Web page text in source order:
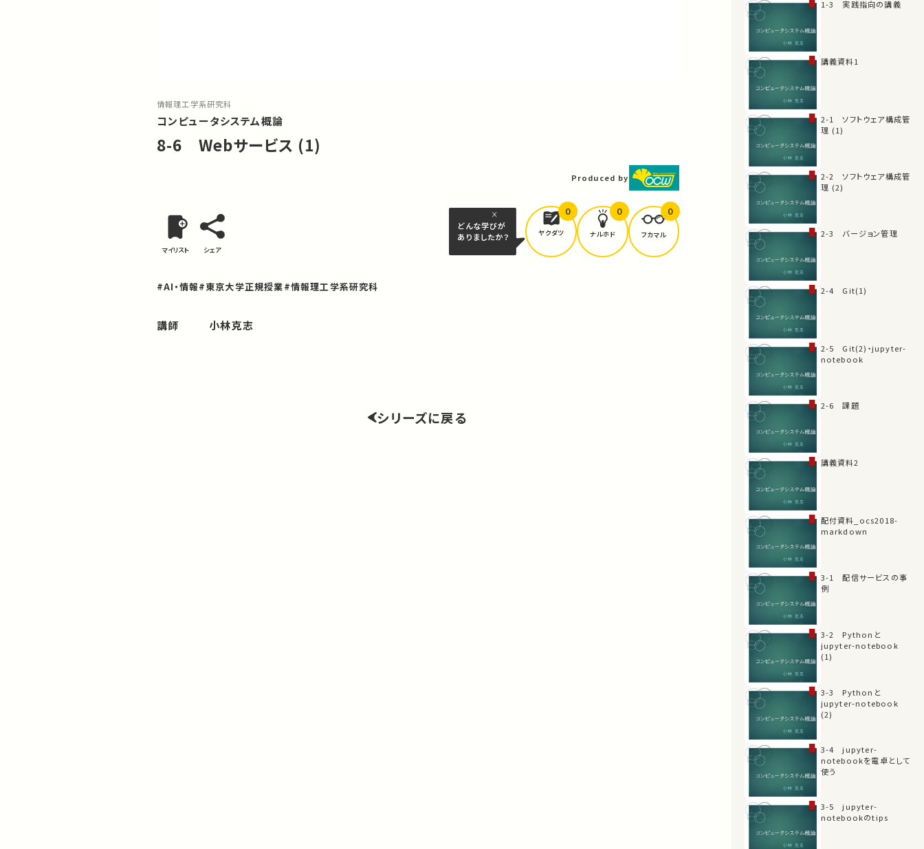
情報理工学系研究科
コンピュータシステム概論
8-6 Webサービス (1)
Produced by
マイリスト シェア
どんな学びが
ありましたか？
ヤクダツ
0
ナルホド
0
フカマル
0
#AI・情報#東京大学正規授業#情報理工学系研究科
講師 小林克志
シリーズに戻る
1-3 実践指向の講義
講義資料1
2-1 ソフトウェア構成管
理 (1)
2-2 ソフトウェア構成管
理 (2)
2-3 バージョン管理
2-4 Git(1)
2-5 Git(2)・jupyter-
notebook
2-6 課題
講義資料2
配付資料_ocs2018-
markdown
3-1 配信サービスの事
例
3-2 Pythonと
jupyter-notebook
(1)
3-3 Pythonと
jupyter-notebook
(2)
3-4 jupyter-
notebookを電卓として
使う
3-5 jupyter-
notebookのtips